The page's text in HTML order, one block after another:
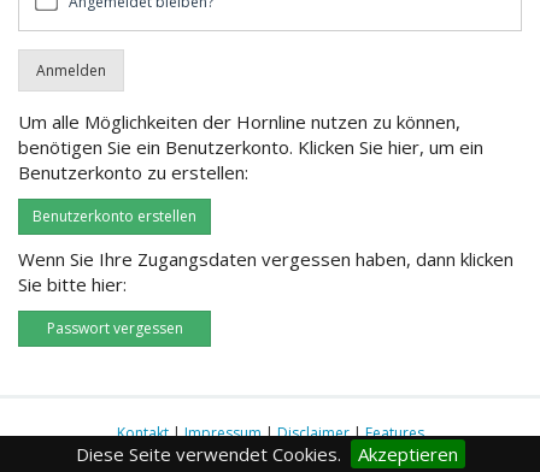
Diese Seite verwendet Cookies. Akzeptieren
Um alle Möglichkeiten der Hornline nutzen zu können,
benötigen Sie ein Benutzerkonto. Klicken Sie hier, um ein
Benutzerkonto zu erstellen:
Benutzerkonto erstellen
Wenn Sie Ihre Zugangsdaten vergessen haben, dann klicken
Sie bitte hier:
Passwort vergessen
Kontakt|Impressum|Disclaimer|Features